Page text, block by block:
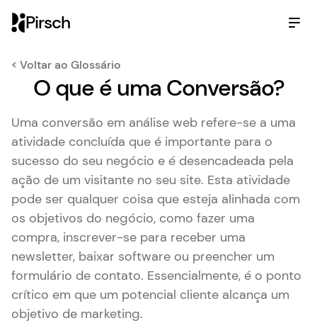
Pirsch
< Voltar ao Glossário
O que é uma Conversão?
Uma conversão em análise web refere-se a uma
atividade concluída que é importante para o
sucesso do seu negócio e é desencadeada pela
ação de um visitante no seu site. Esta atividade
pode ser qualquer coisa que esteja alinhada com
os objetivos do negócio, como fazer uma
compra, inscrever-se para receber uma
newsletter, baixar software ou preencher um
formulário de contato. Essencialmente, é o ponto
crítico em que um potencial cliente alcança um
objetivo de marketing.